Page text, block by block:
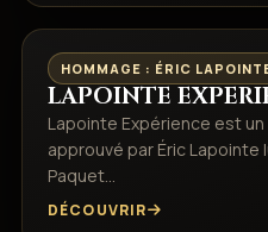
HOMMAGE : ÉRIC
LAPOINTE
Lapointe Expérience est
approuvé par Éric Lapointe
Paquet…
DÉCOUVRIR